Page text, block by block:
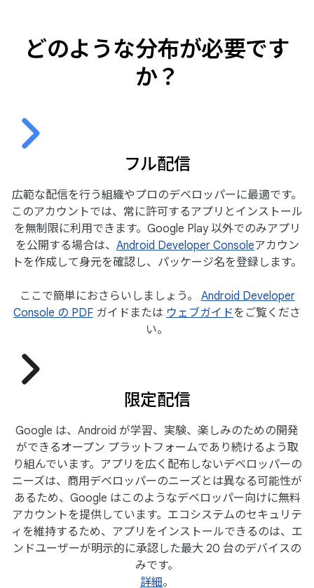
どのような分布が必要です
か？
フル配信
広範な配信を行う組織やプロのデベロッパーに最適です。
このアカウントでは、常に許可するアプリとインストール
を無制限に利用できます。Google Play 以外でのみアプリ
を公開する場合は、 Android Developer Consoleアカウン
トを作成して身元を確認し、パッケージ名を登録します。
ここで簡単におさらいしましょう。 Android Developer
Console の PDF ガイドまたは ウェブガイド をご覧くださ
い。
限定配信
Google は、Android が学習、実験、楽しみのための開発
ができるオープン プラットフォームであり続けるよう取
り組んでいます。アプリを広く配布しないデベロッパーの
ニーズは、商用デベロッパーのニーズとは異なる可能性が
あるため、Google はこのようなデベロッパー向けに無料
アカウントを提供しています。エコシステムのセキュリテ
ィを維持するため、アプリをインストールできるのは、エ
ンドユーザーが明示的に承認した最大 20 台のデバイスの
みです。
詳細。